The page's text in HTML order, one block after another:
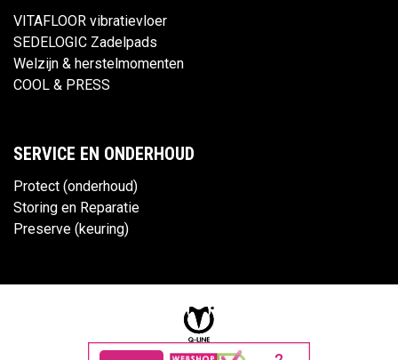
VITAFLOOR vibratievloer
SEDELOGIC Zadelpads
Welzijn & herstelmomenten
COOL & PRESS
SERVICE EN ONDERHOUD
Protect (onderhoud)
Storing en Reparatie
Preserve (keuring)